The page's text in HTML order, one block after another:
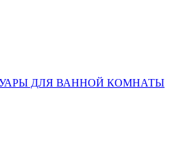
ДЛЯ ВАННОЙ КОМНАТЫ